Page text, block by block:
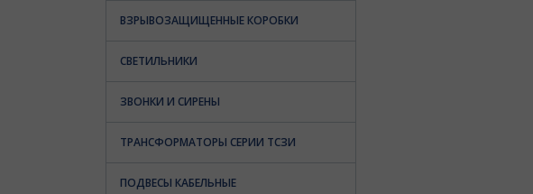
ВЗРЫВОЗАЩИЩЕННЫЕ КОРОБКИ
СВЕТИЛЬНИКИ
ЗВОНКИ И СИРЕНЫ
ТРАНСФОРМАТОРЫ СЕРИИ ТСЗИ
ПОДВЕСЫ КАБЕЛЬНЫЕ